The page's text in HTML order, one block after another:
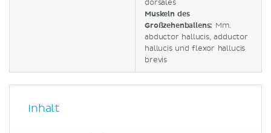
dorsales
Muskeln des
Großzehenballens: Mm.
abductor hallucis, adductor
hallucis und flexor hallucis
brevis
Inhalt